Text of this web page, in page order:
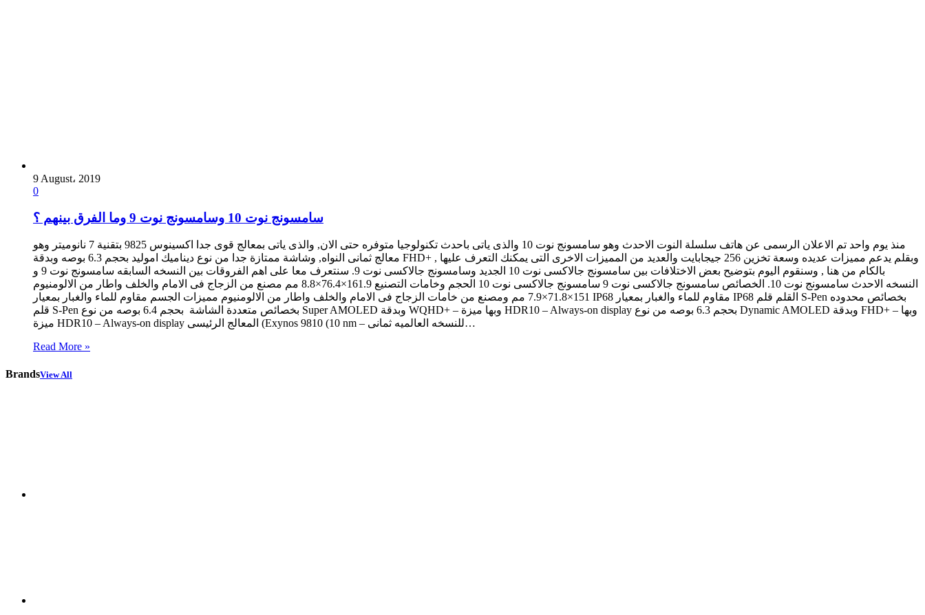
9 August، 2019
0
سامسونج نوت 10 وسامسونج نوت 9 وما الفرق بينهم ؟
منذ يوم واحد تم الاعلان الرسمى عن هاتف سلسلة النوت الاحدث وهو سامسونج نوت 10 والذى ياتى باحدث تكنولوجيا متوفره حتى الان, والذى ياتى بمعالج قوى جدا اكسينوس 9825 بتقنية 7 نانوميتر وهو
معالج ثمانى النواه, وشاشة ممتازة جدا من نوع ديناميك اموليد بحجم 6.3 بوصه وبدقة FHD+ , وبقلم يدعم مميزات عديده وسعة تخزين 256 جيجابايت والعديد من المميزات الاخرى التى يمكنك التعرف عليها
بالكام من هنا , وسنقوم اليوم بتوضيح بعض الاختلافات بين سامسونج جالاكسى نوت 10 الجديد وسامسونج جالاكسى نوت 9. سنتعرف معا على اهم الفروقات بين النسخه السابقه سامسونج نوت 9 و
النسخه الاحدث سامسونج نوت 10. الخصائص سامسونج جالاكسى نوت 9 سامسونج جالاكسى نوت 10 الحجم وخامات التصنيع 161.9×76.4×8.8 مم مصنع من الزجاج فى الامام والخلف واطار من الالومنيوم
151×71.8×7.9 مم ومصنع من خامات الزجاج فى الامام والخلف واطار من الالومنيوم مميزات الجسم مقاوم للماء والغبار بمعيار IP68 مقاوم للماء والغبار بمعيار IP68 القلم قلم S-Pen بخصائص محدوده
قلم S-Pen بخصائص متعددة الشاشة بحجم 6.4 بوصه من نوع Super AMOLED وبدقة WQHD+ – وبها ميزة HDR10 – Always-on display بحجم 6.3 بوصه من نوع Dynamic AMOLED وبدقة FHD+ – وبها
ميزة HDR10 – Always-on display المعالج الرئيسى (Exynos 9810 (10 nm – للنسخه العالميه ثمانى…
Read More »
BrandsView All